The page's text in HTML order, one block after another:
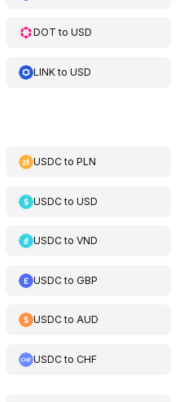
DOT toUSD
LINKtoUSD
USDCtoPLN
USDCtoUSD
USDCtoVND
USDCtoGBP
USDCtoAUD
USDCtoCHF